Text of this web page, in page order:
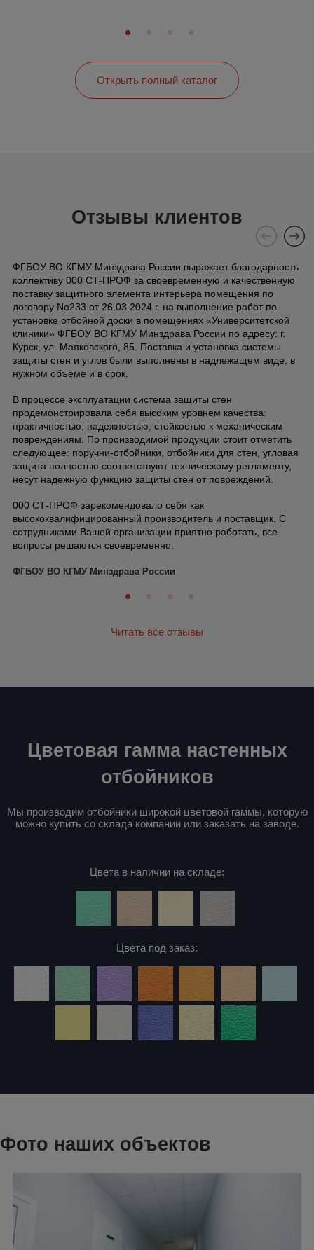
Открыть полный каталог
Отзывы клиентов
ФГБОУ ВО КГМУ Минздрава России выражает благодарность
коллективу 000 СТ-ПРОФ за своевременную и качественную
поставку защитного элемента интерьера помещения по
договору No233 от 26.03.2024 г. на выполнение работ по
установке отбойной доски в помещениях «Университетской
клиники» ФГБОУ ВО КГМУ Минздрава России по адресу: г.
Курск, ул. Маяковского, 85. Поставка и установка системы
защиты стен и углов были выполнены в надлежащем виде, в
нужном объеме и в срок.
В процессе эксплуатации система защиты стен
продемонстрировала себя высоким уровнем качества:
практичностью, надежностью, стойкостью к механическим
повреждениям. По производимой продукции стоит отметить
следующее: поручни-отбойники, отбойники для стен, угловая
защита полностью соответствуют техническому регламенту,
несут надежную функцию защиты стен от повреждений.
000 СТ-ПРОФ зарекомендовало себя как
высококвалифицированный производитель и поставщик. С
сотрудниками Вашей организации приятно работать, все
вопросы решаются своевременно.
ФГБОУ ВО КГМУ Минздрава России
Читать все отзывы
Цветовая гамма настенных
отбойников
Мы производим отбойники широкой цветовой гаммы, которую
можно купить со склада компании или заказать на заводе.
Цвета в наличии на складе:
Цвета под заказ:
Фото наших объектов